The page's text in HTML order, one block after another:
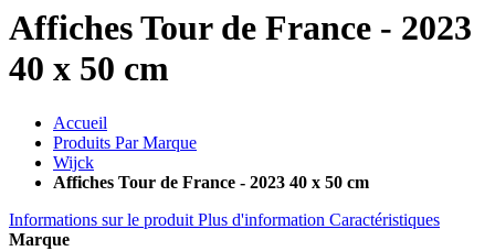
Affiches Tour de France - 2023
40 x 50 cm
Accueil
Produits Par Marque
Wijck
Affiches Tour de France - 2023 40 x 50 cm
Informations sur le produit Plus d'information Caractéristiques
Marque